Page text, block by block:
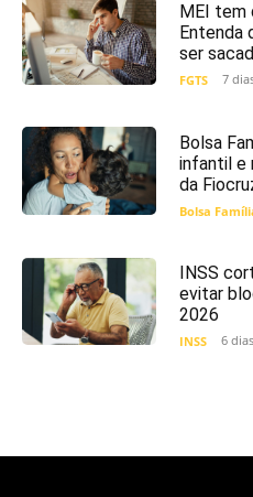
MEI tem
Entenda
ser
FGTS 7
Bolsa
infantil e
da
Bolsa
INSS
evitar
2026
INSS 6